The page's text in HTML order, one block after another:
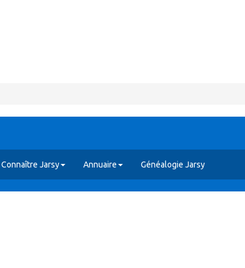
Connaître Jarsy Annuaire Généalogie Jarsy